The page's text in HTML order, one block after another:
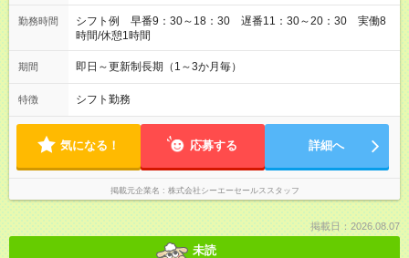
勤務時間
シフト例 早番9：30～18：30 遅番11：30～20：30 実働8
時間/休憩1時間
期間 即日～更新制長期（1～3か月毎）
特徴 シフト勤務
気になる！ 応募する 詳細へ
掲載元企業名 株式会社シーエーセールススタッフ
掲載日：2026.08.07
未読